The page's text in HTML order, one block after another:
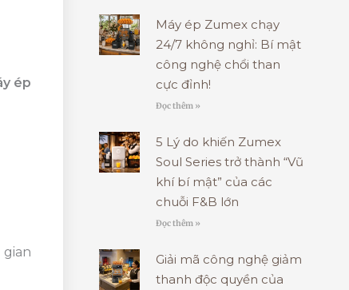
ép
Máy ép Zumex chạy
24/7 không nghỉ: Bí mật
công nghệ chổi than
cực đỉnh!
Đọc thêm »
5 Lý do khiến Zumex
Soul Series trở thành “Vũ
khí bí mật” của các
chuỗi F&B lớn
Đọc thêm »
Giải mã công nghệ giảm
thanh độc quyền của